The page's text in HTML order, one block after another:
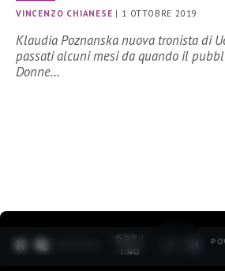
VINCENZO CHIANESE | 1 OTTOBRE 2019
Klaudia Poznanska nuova tronista di
passati alcuni mesi da quando il
Donne…
0:27 /
1:40